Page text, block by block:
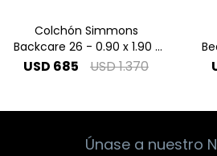
Colchón Simmons
Backcare 26 - 0.90 x 1.90 1
Plaza
USD 685 USD1.370
Únase a nuestro